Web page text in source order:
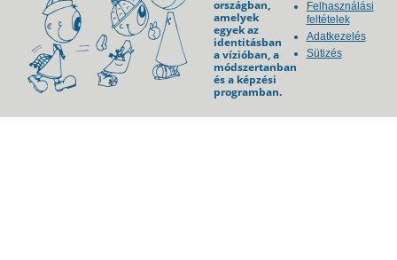
országban,
amelyek
egyek az
identitásban
a vízióban, a
módszertanban
és a képzési
programban.
Felhasználási
feltételek
Adatkezelés
Sütizés